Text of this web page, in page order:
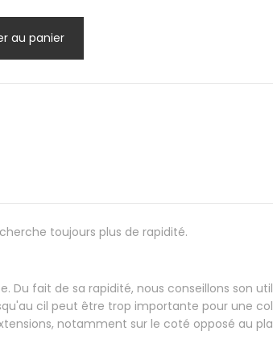
au panier
toujours plus de rapidité.
fait de sa rapidité, nous conseillons son
cil peut être trop importante pour une
notamment sur le coté opposé au